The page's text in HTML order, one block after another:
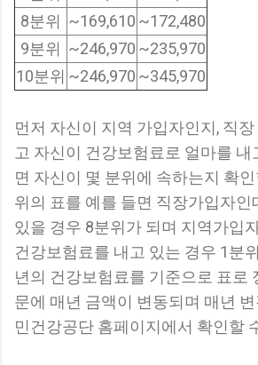
8분위 ~169,610 ~172,480
9분위 ~246,970 ~235,970
10분위 ~246,970 ~345,970
먼저 자신이 지역 가입자인지, 직
고 자신이 건강보험료로 얼마를
면 자신이 몇 분위에 속하는지 확
위의 표를 예를 들면 직장가입자인
있을 경우 8분위가 되며 지역가입
건강보험료를 내고 있는 경우 1분
년의 건강보험료를 기준으로 표로
문에 매년 금액이 변동되며 매년
민건강공단 홈페이지에서 확인할